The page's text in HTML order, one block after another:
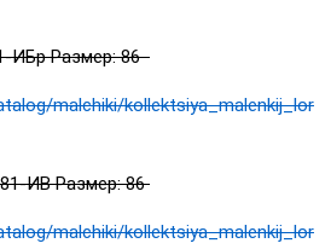
ИБр Размер: 86
malchiki/kollektsiya_malenkij_lor
ИВ Размер: 86
malchiki/kollektsiya_malenkij_lor